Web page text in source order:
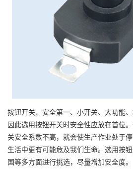
按钮开关、安全第一、小开关、大功能
因此选用按钮开关时安全性应放在首位
关安全系数不高，就会使生产作业处于
生活中更有可能危及我们生命。选用按
国等多方面进行挑选，尽量增加安全度。